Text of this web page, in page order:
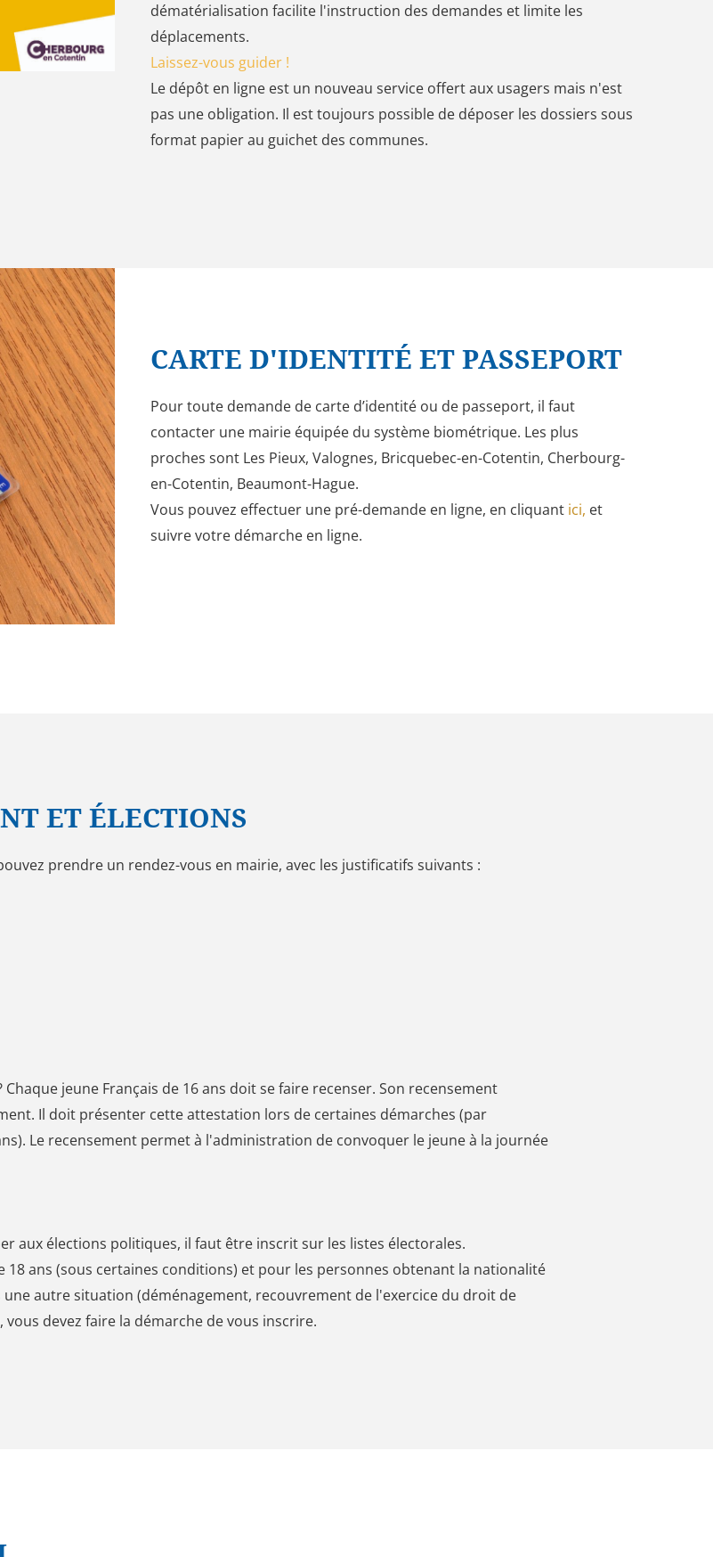
dématérialisation facilite l'instruction des demandes et limite les
déplacements.
Laissez-vous guider !
Le dépôt en ligne est un nouveau service offert aux usagers mais n'est
pas une obligation. Il est toujours possible de déposer les dossiers sous
format papier au guichet des communes.
CARTE D'IDENTITÉ ET PASSEPORT
Pour toute demande de carte d’identité ou de passeport, il faut
contacter une mairie équipée du système biométrique. Les plus
proches sont Les Pieux, Valognes, Bricquebec-en-Cotentin, Cherbourg-
en-Cotentin, Beaumont-Hague.
Vous pouvez effectuer une pré-demande en ligne, en cliquant ici, et
suivre votre démarche en ligne.
ET ÉLECTIONS
prendre un rendez-vous en mairie, avec les justificatifs suivants :
jeune Français de 16 ans doit se faire recenser. Son recensement
Il doit présenter cette attestation lors de certaines démarches (par
Le recensement permet à l'administration de convoquer le jeune à la journée
aux élections politiques, il faut être inscrit sur les listes électorales.
ans (sous certaines conditions) et pour les personnes obtenant la nationalité
une autre situation (déménagement, recouvrement de l'exercice du droit de
devez faire la démarche de vous inscrire.